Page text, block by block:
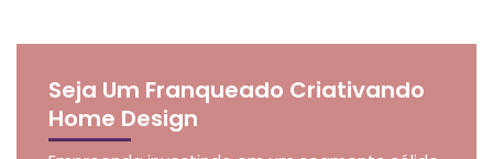
Seja Um Franqueado Criativando
Home Design